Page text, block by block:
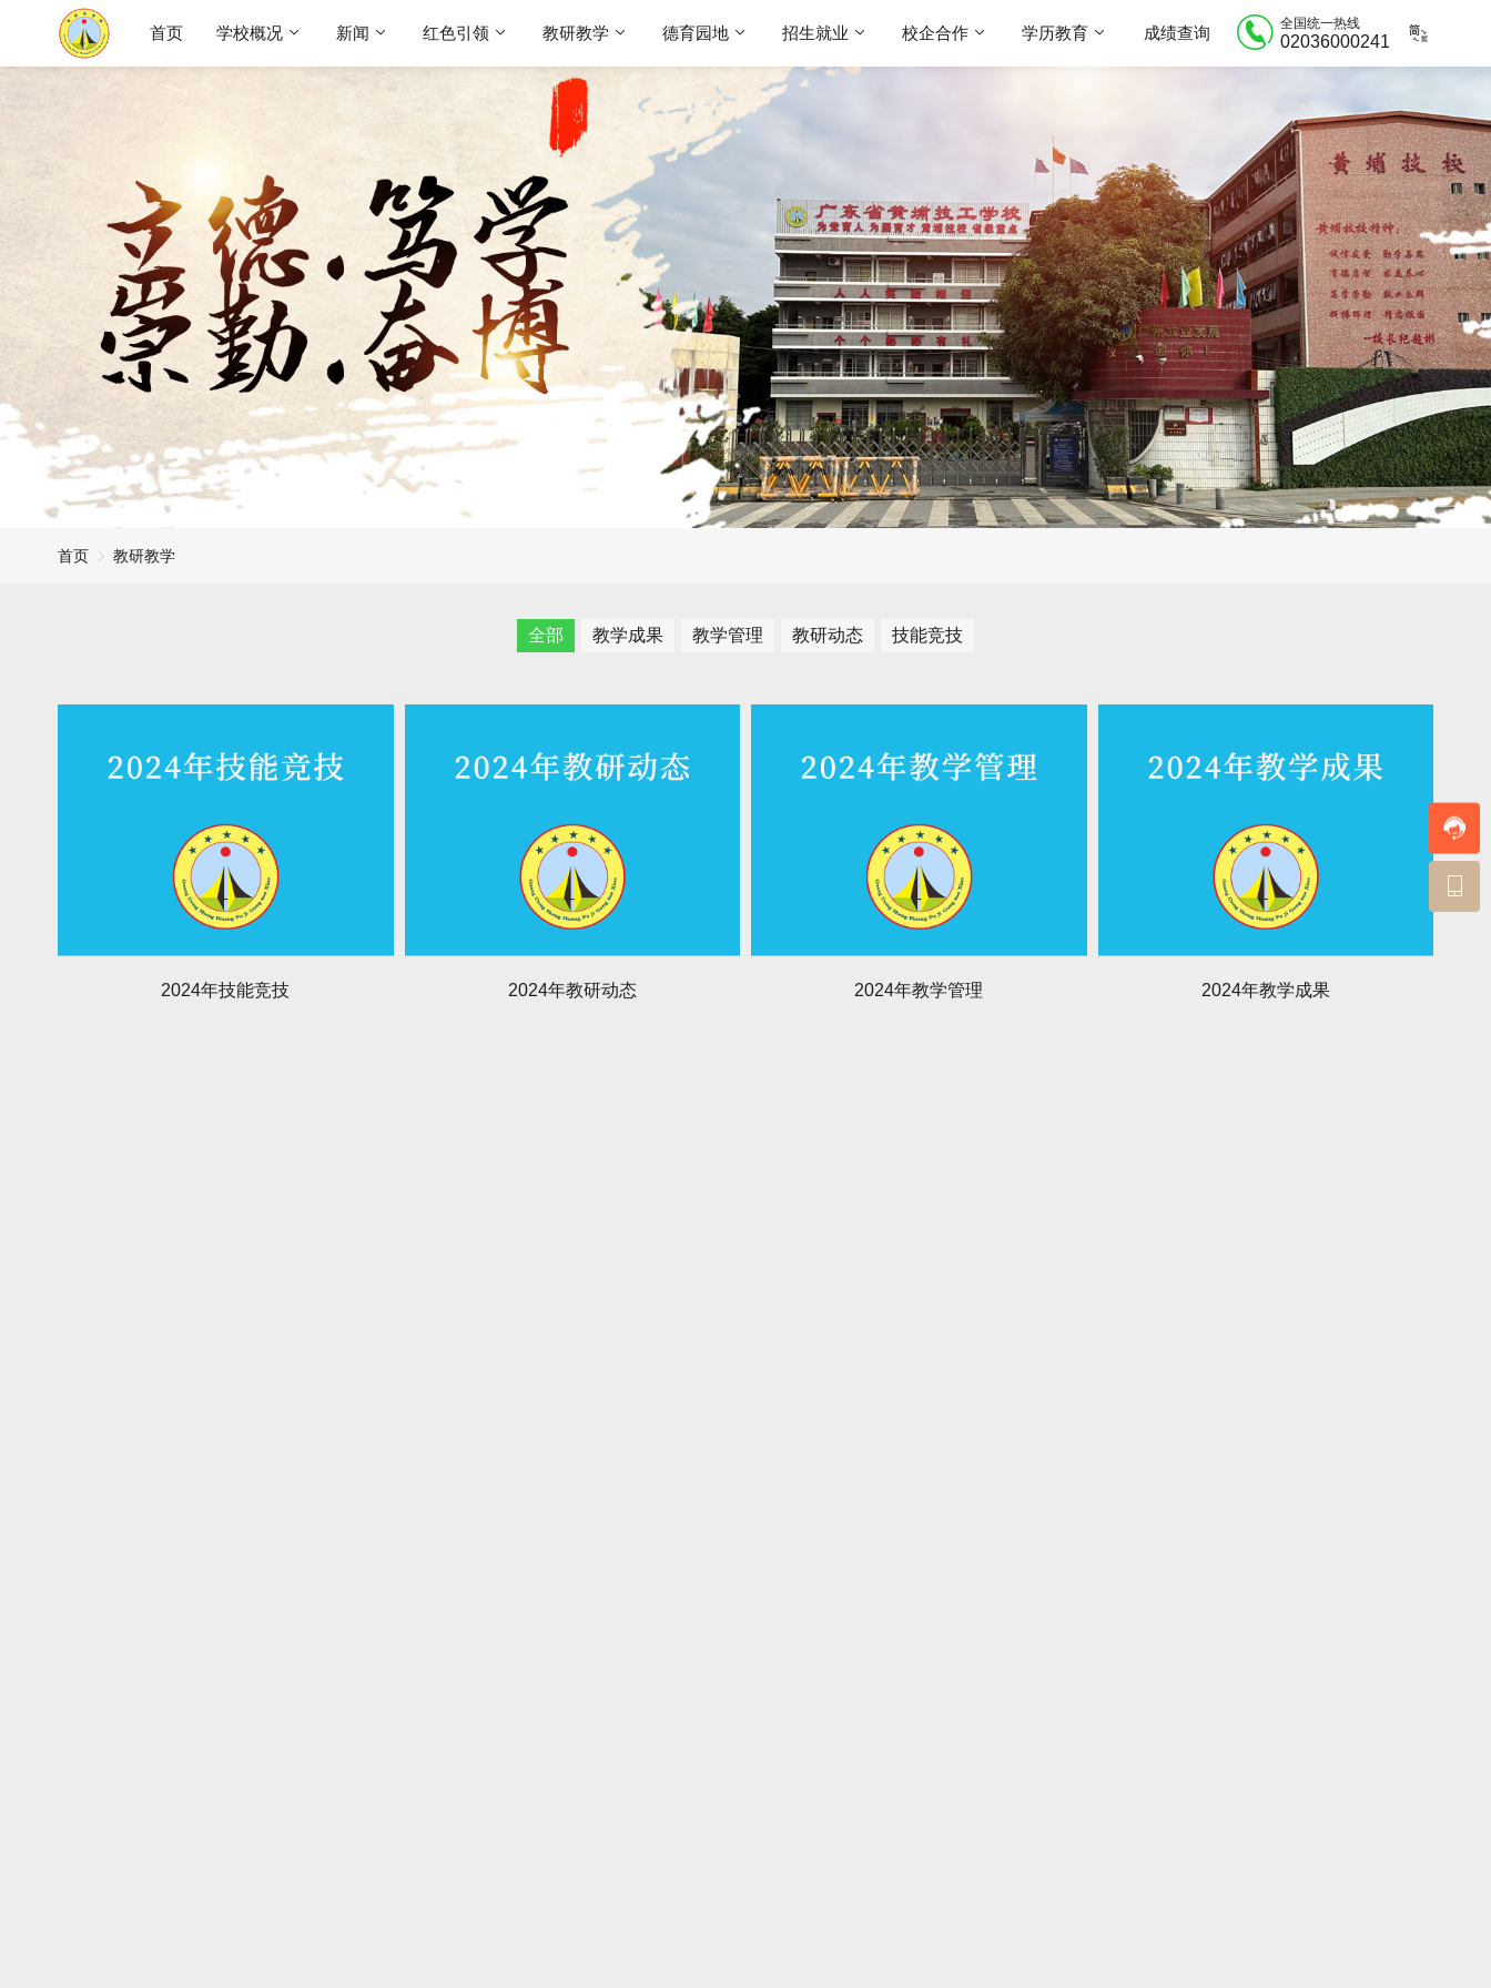
首页 学校概况 新闻 红色引领 教研教学 德育园地 招生就业 校企合作 学历教育 成绩查询
全国统一热线
02036000241
首页 教研教学
全部 教学成果 教学管理 教研动态 技能竞技
2024年技能竞技 2024年教研动态 2024年教学管理 2024年教学成果